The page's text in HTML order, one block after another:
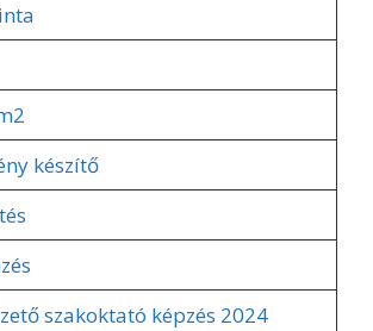
készítő
szakoktató képzés 2024